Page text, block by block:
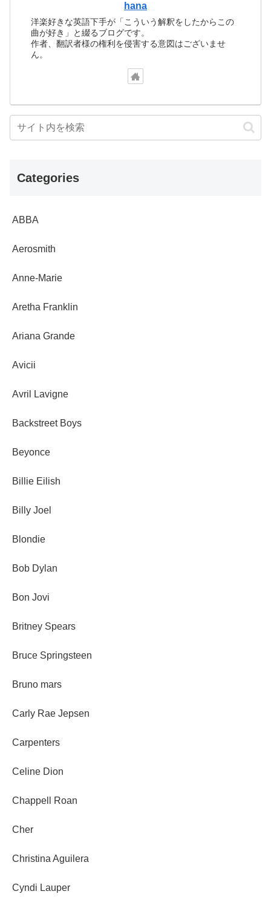
hana
洋楽好きな英語下手が「こういう解釈をしたからこの
曲が好き」と綴るブログです。
作者、翻訳者様の権利を侵害する意図はございませ
ん。
Categories
ABBA
Aerosmith
Anne-Marie
Aretha Franklin
Ariana Grande
Avicii
Avril Lavigne
Backstreet Boys
Beyonce
Billie Eilish
Billy Joel
Blondie
Bob Dylan
Bon Jovi
Britney Spears
Bruce Springsteen
Bruno mars
Carly Rae Jepsen
Carpenters
Celine Dion
Chappell Roan
Cher
Christina Aguilera
Cyndi Lauper